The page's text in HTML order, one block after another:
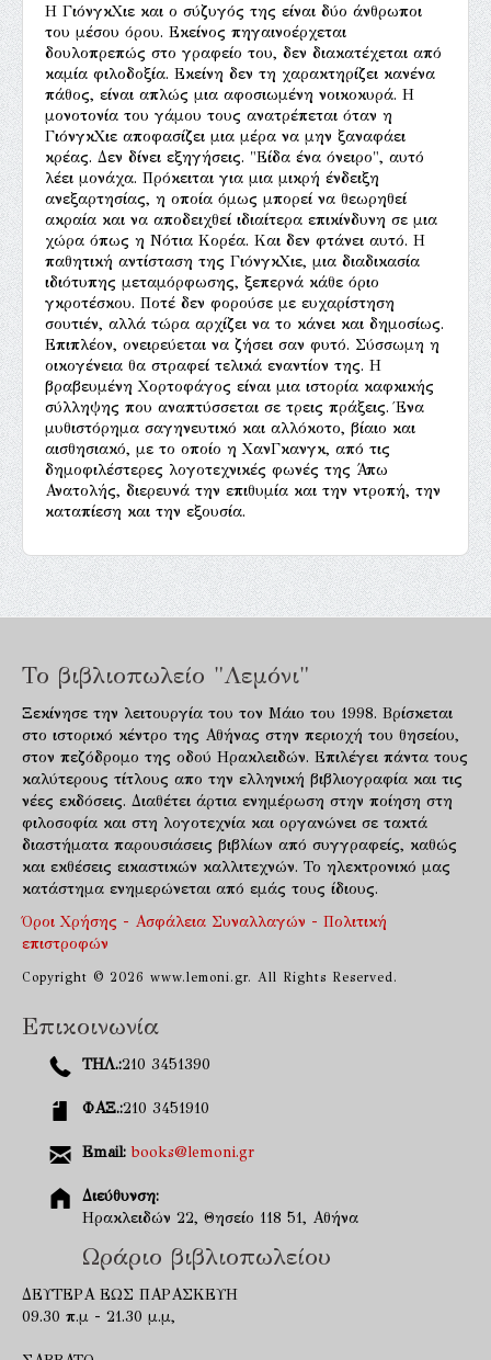
Η ΓιόνγκΧιε και ο σύζυγός της είναι δύο άνθρωποι
του μέσου όρου. Εκείνος πηγαινοέρχεται
δουλοπρεπώς στο γραφείο του, δεν διακατέχεται από
καμία φιλοδοξία. Εκείνη δεν τη χαρακτηρίζει κανένα
πάθος, είναι απλώς μια αφοσιωμένη νοικοκυρά. Η
μονοτονία του γάμου τους ανατρέπεται όταν η
ΓιόνγκΧιε αποφασίζει μια μέρα να μην ξαναφάει
κρέας. Δεν δίνει εξηγήσεις. "Είδα ένα όνειρο", αυτό
λέει μονάχα. Πρόκειται για μια μικρή ένδειξη
ανεξαρτησίας, η οποία όμως μπορεί να θεωρηθεί
ακραία και να αποδειχθεί ιδιαίτερα επικίνδυνη σε μια
χώρα όπως η Νότια Κορέα. Και δεν φτάνει αυτό. Η
παθητική αντίσταση της ΓιόνγκΧιε, μια διαδικασία
ιδιότυπης μεταμόρφωσης, ξεπερνά κάθε όριο
γκροτέσκου. Ποτέ δεν φορούσε με ευχαρίστηση
σουτιέν, αλλά τώρα αρχίζει να το κάνει και δημοσίως.
Επιπλέον, ονειρεύεται να ζήσει σαν φυτό. Σύσσωμη η
οικογένεια θα στραφεί τελικά εναντίον της. Η
βραβευμένη Χορτοφάγος είναι μια ιστορία καφκικής
σύλληψης που αναπτύσσεται σε τρεις πράξεις. Ένα
μυθιστόρημα σαγηνευτικό και αλλόκοτο, βίαιο και
αισθησιακό, με το οποίο η ΧανΓκανγκ, από τις
δημοφιλέστερες λογοτεχνικές φωνές της Άπω
Ανατολής, διερευνά την επιθυμία και την ντροπή, την
καταπίεση και την εξουσία.
Το βιβλιοπωλείο "Λεμόνι"
Ξεκίνησε την λειτουργία του τον Μάιο του 1998. Βρίσκεται
στο ιστορικό κέντρο της Αθήνας στην περιοχή του θησείου,
στον πεζόδρομο της οδού Ηρακλειδών. Επιλέγει πάντα τους
καλύτερους τίτλους απο την ελληνική βιβλιογραφία και τις
νέες εκδόσεις. Διαθέτει άρτια ενημέρωση στην ποίηση στη
φιλοσοφία και στη λογοτεχνία και οργανώνει σε τακτά
διαστήματα παρουσιάσεις βιβλίων από συγγραφείς, καθώς
και εκθέσεις εικαστικών καλλιτεχνών. Το ηλεκτρονικό μας
κατάστημα ενημερώνεται από εμάς τους ίδιους.
Όροι Χρήσης - Ασφάλεια Συναλλαγών - Πολιτική
επιστροφών
Copyright © 2026 www.lemoni.gr. All Rights Reserved.
Επικοινωνία
ΤΗΛ.:210 3451390
ΦΑΞ.:210 3451910
Email: books@lemoni.gr
Διεύθυνση:
Ηρακλειδών 22, Θησείο 118 51, Αθήνα
Ωράριο βιβλιοπωλείου
ΔΕΥΤΕΡΑ ΕΩΣ ΠΑΡΑΣΚΕΥΗ
09.30 π.μ - 21.30 μ.μ,